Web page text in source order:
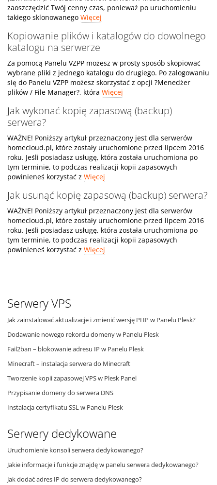
zaoszczędzić Twój cenny czas, ponieważ po uruchomieniu
takiego sklonowanego Więcej
Kopiowanie plików i katalogów do dowolnego
katalogu na serwerze
Za pomocą Panelu VZPP możesz w prosty sposób skopiować
wybrane pliki z jednego katalogu do drugiego. Po zalogowaniu
się do Panelu VZPP możesz skorzystać z opcji ?Menedżer
plików / File Manager?, która Więcej
Jak wykonać kopię zapasową (backup)
serwera?
WAŻNE! Poniższy artykuł przeznaczony jest dla serwerów
homecloud.pl, które zostały uruchomione przed lipcem 2016
roku. Jeśli posiadasz usługę, która została uruchomiona po
tym terminie, to podczas realizacji kopii zapasowych
powinieneś korzystać z Więcej
Jak usunąć kopię zapasową (backup) serwera?
WAŻNE! Poniższy artykuł przeznaczony jest dla serwerów
homecloud.pl, które zostały uruchomione przed lipcem 2016
roku. Jeśli posiadasz usługę, która została uruchomiona po
tym terminie, to podczas realizacji kopii zapasowych
powinieneś korzystać z Więcej
Serwery VPS
Jak zainstalować aktualizacje i zmienić wersję PHP w Panelu Plesk?
Dodawanie nowego rekordu domeny w Panelu Plesk
Fail2ban – blokowanie adresu IP w Panelu Plesk
Minecraft – instalacja serwera do Minecraft
Tworzenie kopii zapasowej VPS w Plesk Panel
Przypisanie domeny do serwera DNS
Instalacja certyfikatu SSL w Panelu Plesk
Serwery dedykowane
Uruchomienie konsoli serwera dedykowanego?
Jakie informacje i funkcje znajdę w panelu serwera dedykowanego?
Jak dodać adres IP do serwera dedykowanego?